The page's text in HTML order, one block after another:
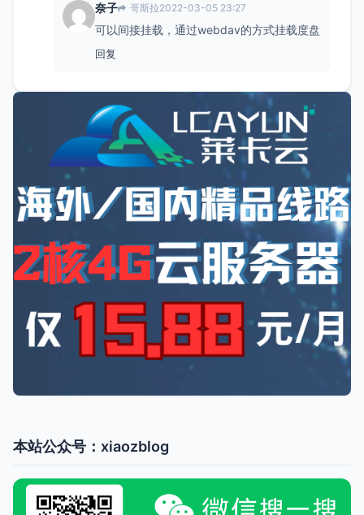
奈子 哥斯拉2022-03-05 23:27
可以间接挂载，通过webdav的方式挂载度盘
回复
本站公众号：xiaozblog